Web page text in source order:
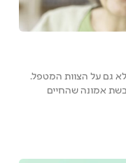
גם על הצוות המטפל.
אמונה שהחיים